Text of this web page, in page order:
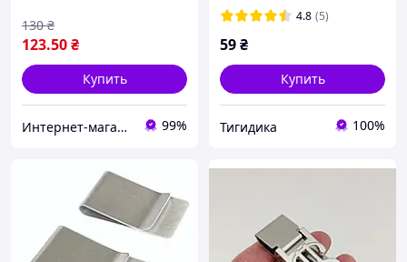
123.50₴
130 ₴
Купить
Интернет-магазин "Magnit" 99%
4.8 (5)
59₴
Купить
Тигидика 100%